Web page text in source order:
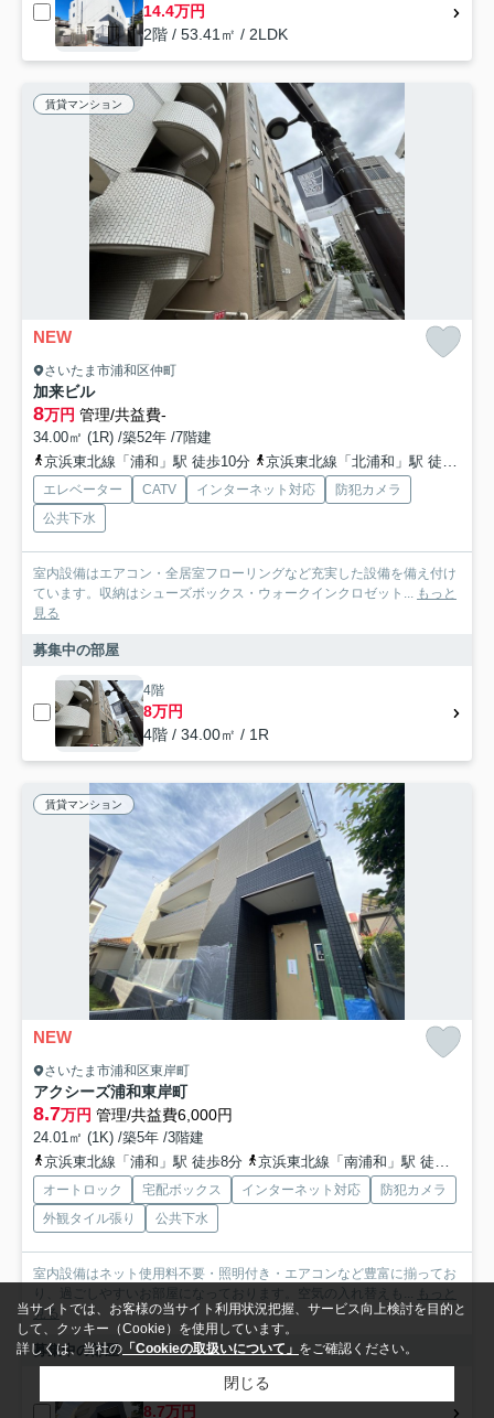
14.4万円
2階 / 53.41㎡ / 2LDK
賃貸マンション
NEW
さいたま市浦和区仲町
加来ビル
8万円 管理/共益費-
34.00㎡ (1R) /築52年 /7階建
京浜東北線「浦和」駅 徒歩10分
京浜東北線「北浦和」駅 徒歩20分
エレベーター CATV インターネット対応
防犯カメラ
公共下水
室内設備はエアコン・全居室フローリングなど充実した設備を備え付け
ています。収納はシューズボックス・ウォークインクロゼット...
もっと
見る
募集中の部屋
4階
8万円
4階 / 34.00㎡ / 1R
賃貸マンション
NEW
さいたま市浦和区東岸町
アクシーズ浦和東岸町
8.7万円 管理/共益費6,000円
24.01㎡ (1K) /築5年 /3階建
京浜東北線「浦和」駅 徒歩8分
京浜東北線「南浦和」駅 徒歩14分
オートロック 宅配ボックス インターネット対応
防犯カメラ
外観タイル張り
公共下水
室内設備はネット使用料不要・照明付き・エアコンなど豊富に揃ってお
り、過ごしやすいお部屋になっております。空気の入れ替えも...
もっと
見る
募集中の部屋
8.7万円
当サイトでは、お客様の当サイト利用状況把握、サービス向上検討を目的と
して、クッキー（Cookie）を使用しています。
詳しくは、当社の 「Cookieの取扱いについて」 をご確認ください。
閉じる